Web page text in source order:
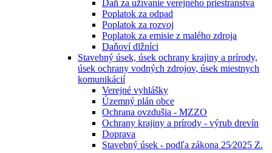
Daň za užívanie verejného priestranstva
Poplatok za odpad
Poplatok za rozvoj
Poplatok za emisie z malého zdroja
Daňoví dlžníci
Stavebný úsek, úsek ochrany krajiny a prírody,
úsek ochrany vodných zdrojov, úsek miestnych
komunikácií
Verejné vyhlášky
Územný plán obce
Ochrana ovzdušia - MZZO
Ochrany krajiny a prírody - výrub drevín
Doprava
Stavebný úsek - podľa zákona 25⁄2025 Z.